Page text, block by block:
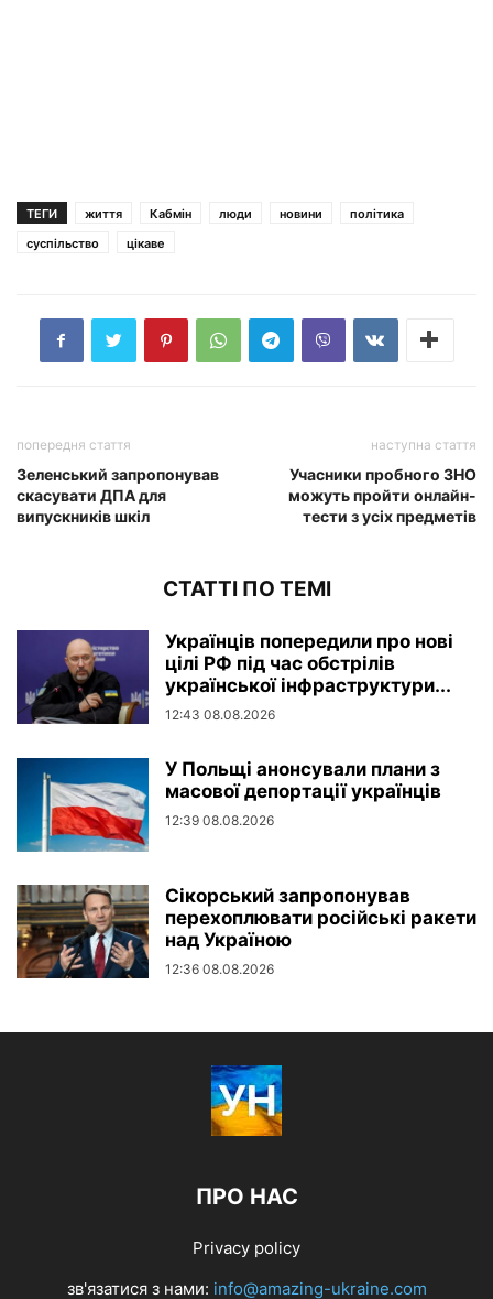
ТЕГИ життя Кабмін люди новини
політика
суспільство
цікаве
попередня стаття
Зеленський запропонував
скасувати ДПА для
випускників шкіл
наступна стаття
Учасники пробного ЗНО
можуть пройти онлайн-
тести з усіх предметів
СТАТТІ ПО ТЕМІ
Українців попередили про нові
цілі РФ під час обстрілів
української інфраструктури...
12:43 08.08.2026
У Польщі анонсували плани з
масової депортації українців
12:39 08.08.2026
Сікорський запропонував
перехоплювати російські ракети
над Україною
12:36 08.08.2026
ПРО НАС
Privacy policy
зв'язатися з нами: info@amazing-ukraine.com